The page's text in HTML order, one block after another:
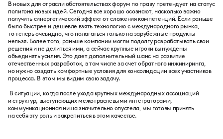
В новых для отрасли обстоятельствах форум по праву претендует на статус
полигона новых идей. Сегодня все хорошо осознают, насколько важно
получить синергетический эффект от сложения компетенций. Если раньше
было быстрее и дешевле взять технологию с международного рынка,
то теперь очевидно, что полагаться только на зарубежные продукты
нельзя. Более того, раньше компании могли подолгу разрабатывать свои
решения и не делиться ими, а сейчас крупные игроки вынуждены
объединять усилия. Это дает дополнительный шанс на развитие
отечественных разработок, в том числе за счет обратного инжиниринга,
но нужно создать комфортные условия для консолидации всех участников
процесса. В этом мы видим свою задачу.
В ситуации, когда после ухода крупных международных ассоциаций
и структур, выступающих межотраслевыми интеграторами,
коммуникационная ниша значительно опустела, мы готовы принять
на себя эту роль и закрепиться в этом качестве.